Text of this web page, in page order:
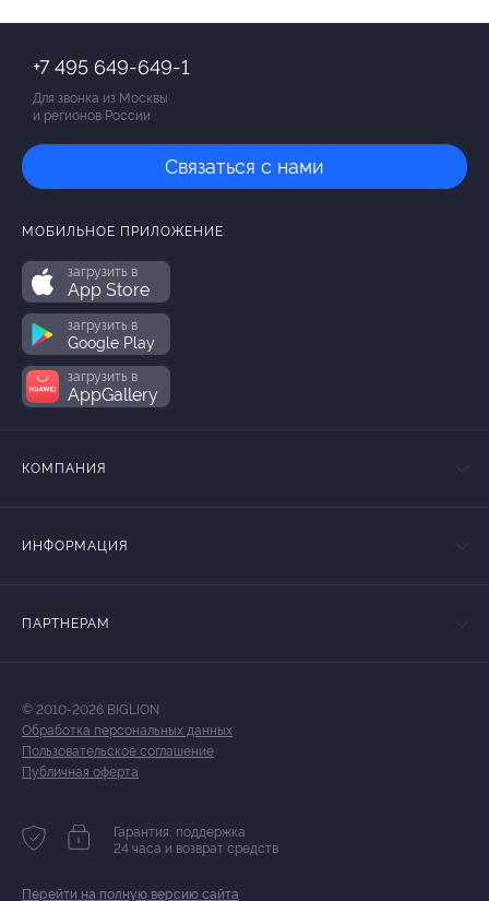
+7 495 649-649-1
Для звонка из Москвы
и регионов России
Связаться с нами
МОБИЛЬНОЕ ПРИЛОЖЕНИЕ
загрузить в
App Store
загрузить в
Google Play
загрузить в
AppGallery
КОМПАНИЯ
ИНФОРМАЦИЯ
ПАРТНЕРАМ
© 2010-2026 BIGLION
Обработка персональных данных
Пользовательское соглашение
Публичная оферта
Гарантия, поддержка
24 часа и возврат средств
Перейти на полную версию сайта